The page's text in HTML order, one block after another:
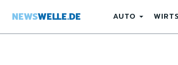
NEWSWELLE.DE AUTO